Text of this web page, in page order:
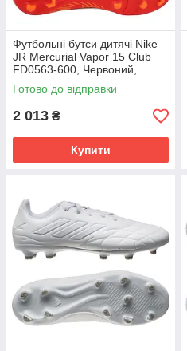
Футбольні бутси дитячі Nike
JR Mercurial Vapor 15 Club
FD0563-600, Червоний,
Розмір (EU) - 38
Готово до відправки
2 013 ₴
Купити